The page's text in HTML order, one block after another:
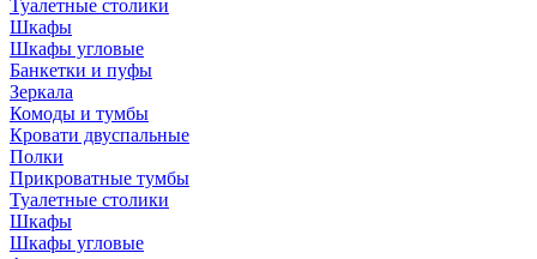
Туалетные столики
Шкафы
Шкафы угловые
Банкетки и пуфы
Зеркала
Комоды и тумбы
Кровати двуспальные
Полки
Прикроватные тумбы
Туалетные столики
Шкафы
Шкафы угловые